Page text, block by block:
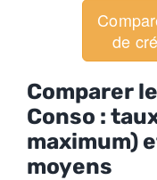
de
Comparer
Conso :
maximum)
moyens